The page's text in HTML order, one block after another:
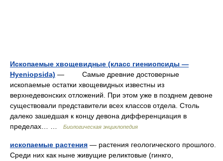
Ископаемые хвощевидные (класс гиениопсиды —
Hyeniopsida) — Самые древние достоверные
ископаемые остатки хвощевидных известны из
верхнедевонских отложений. При этом уже в позднем девоне
существовали представители всех классов отдела. Столь
далеко зашедшая к концу девона дифференциация в
пределах… …
Биологическая энциклопедия
ископаемые растения — растения геологического прошлого.
Среди них как ныне живущие реликтовые (гинкго,